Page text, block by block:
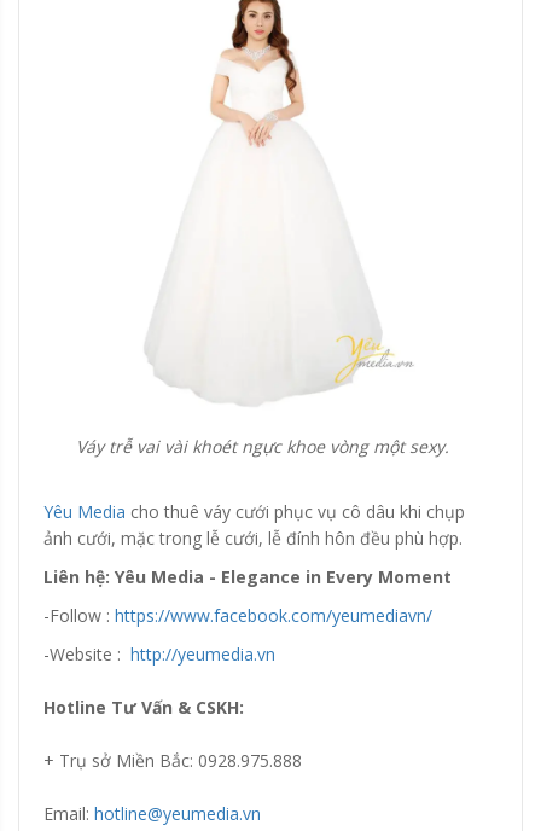
Váy trễ vai vài khoét ngực khoe vòng một sexy.
Yêu Media cho thuê váy cưới phục vụ cô dâu khi chụp
ảnh cưới, mặc trong lễ cưới, lễ đính hôn đều phù hợp.
Liên hệ: Yêu Media - Elegance in Every Moment
-Follow : https://www.facebook.com/yeumediavn/
-Website : http://yeumedia.vn
Hotline Tư Vấn & CSKH:
+ Trụ sở Miền Bắc: 0928.975.888
Email: hotline@yeumedia.vn